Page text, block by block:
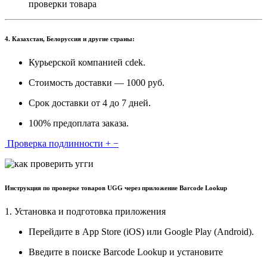
проверки товара
4. Казахстан, Белоруссия и другие страны:
Курьерской компанией cdek.
Стоимость доставки — 1000 руб.
Срок доставки от 4 до 7 дней.
100% предоплата заказа.
Проверка подлинности + −
Инструкция по проверке товаров UGG через приложение Barcode Lookup
1. Установка и подготовка приложения
Перейдите в App Store (iOS) или Google Play (Android).
Введите в поиске Barcode Lookup и установите